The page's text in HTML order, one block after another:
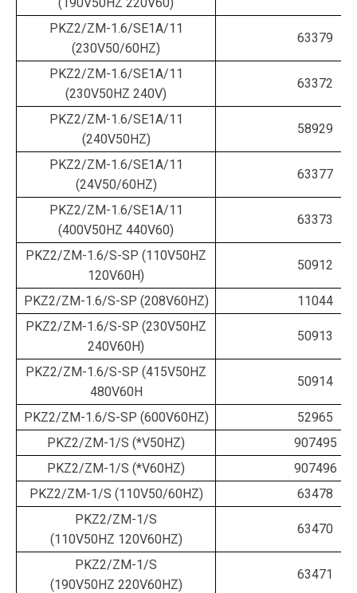
PKZ2/ZM-1.6/SE1A/11
(230V50/60HZ)
63379
PKZ2/ZM-1.6/SE1A/11
(230V50HZ 240V)
63372
PKZ2/ZM-1.6/SE1A/11
(240V50HZ)
58929
PKZ2/ZM-1.6/SE1A/11
(24V50/60HZ)
63377
PKZ2/ZM-1.6/SE1A/11
(400V50HZ 440V60)
63373
PKZ2/ZM-1.6/S-SP (110V50HZ
120V60H)
50912
PKZ2/ZM-1.6/S-SP (208V60HZ)
11044
PKZ2/ZM-1.6/S-SP (230V50HZ
240V60H)
50913
PKZ2/ZM-1.6/S-SP (415V50HZ
480V60H
50914
PKZ2/ZM-1.6/S-SP (600V60HZ)
52965
PKZ2/ZM-1/S (*V50HZ)
907495
PKZ2/ZM-1/S (*V60HZ)
907496
PKZ2/ZM-1/S (110V50/60HZ)
63478
PKZ2/ZM-1/S
(110V50HZ 120V60HZ)
63470
PKZ2/ZM-1/S
(190V50HZ 220V60HZ)
63471